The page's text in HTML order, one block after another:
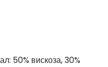
50% вискоза, 30%